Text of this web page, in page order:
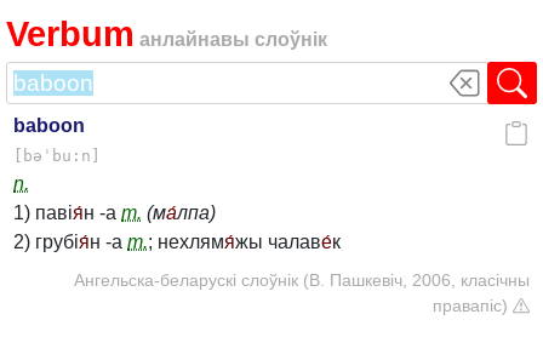
Verbum анлайнавы слоўнік
baboon
[bəˈbu:n]
n.
1) павія́н -а m. (ма́лпа)
2) грубія́н -а m.; нехлямя́жы чалаве́к
Ангельска-беларускі слоўнік (В. Пашкевіч, 2006, класічны
правапіс)